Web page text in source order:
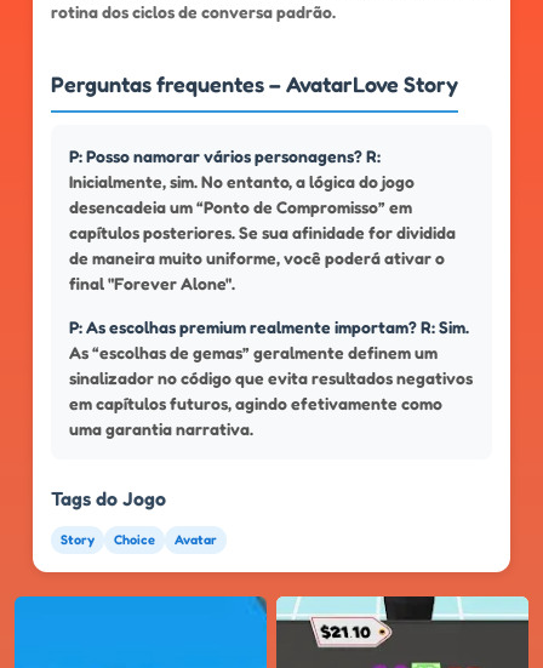
rotina dos ciclos de conversa padrão.
Perguntas frequentes – AvatarLove Story
P: Posso namorar vários personagens? R:
Inicialmente, sim. No entanto, a lógica do jogo
desencadeia um “Ponto de Compromisso” em
capítulos posteriores. Se sua afinidade for dividida
de maneira muito uniforme, você poderá ativar o
final "Forever Alone".
P: As escolhas premium realmente importam? R: Sim.
As “escolhas de gemas” geralmente definem um
sinalizador no código que evita resultados negativos
em capítulos futuros, agindo efetivamente como
uma garantia narrativa.
Tags do Jogo
Story Choice Avatar